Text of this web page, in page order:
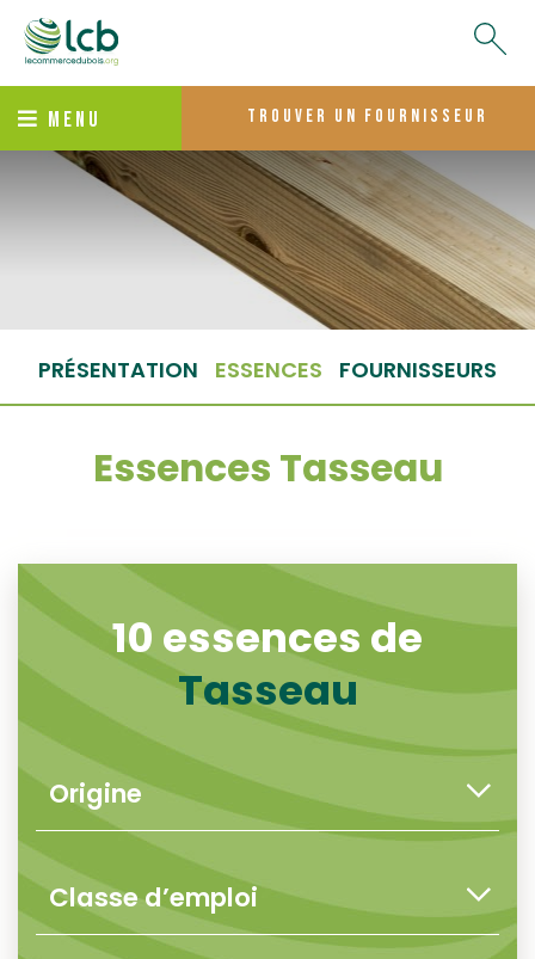
MENU trouver un fournisseur
PRÉSENTATION ESSENCES FOURNISSEURS
Essences Tasseau
10 essences de
Tasseau